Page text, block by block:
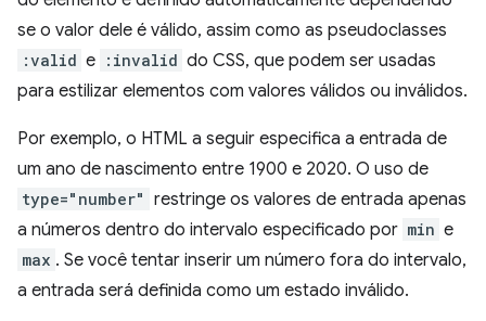
se o valor dele é válido, assim como as pseudoclasses
:valid e :invalid do CSS, que podem ser usadas
para estilizar elementos com valores válidos ou inválidos.
Por exemplo, o HTML a seguir especifica a entrada de
um ano de nascimento entre 1900 e 2020. O uso de
type="number" restringe os valores de entrada apenas
a números dentro do intervalo especificado por min e
max . Se você tentar inserir um número fora do intervalo,
a entrada será definida como um estado inválido.